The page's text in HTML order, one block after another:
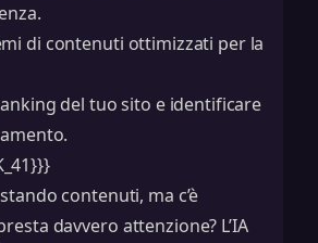
di contenuti ottimizzati per la
del tuo sito e identificare
contenuti, ma c’è
davvero attenzione? L’IA